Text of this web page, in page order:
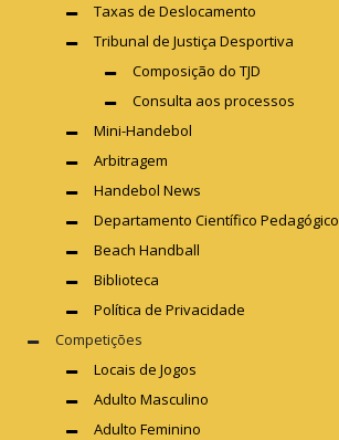
Taxas de Deslocamento
Tribunal de Justiça Desportiva
Composição do TJD
Consulta aos processos
Mini-Handebol
Arbitragem
Handebol News
Departamento Científico Pedagógico
Beach Handball
Biblioteca
Política de Privacidade
Competições
Locais de Jogos
Adulto Masculino
Adulto Feminino